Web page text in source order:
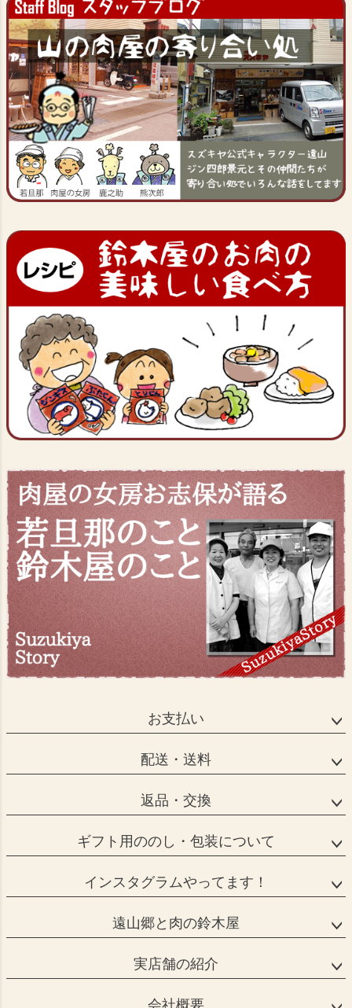
へ
お支払い
配送・送料
返品・交換
ギフト用ののし・包装について
インスタグラムやってます！
遠山郷と肉の鈴木屋
実店舗の紹介
会社概要